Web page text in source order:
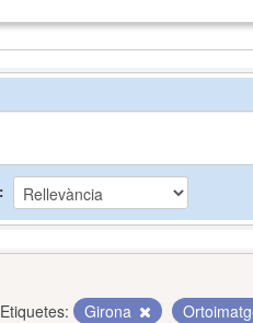
Etiquetes: Girona